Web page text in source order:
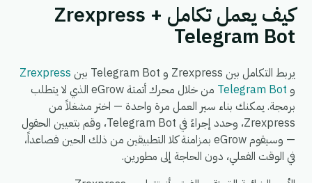
كيف يعمل تكامل Zrexpress +
Telegram Bot
يربط التكامل بين Zrexpress و Telegram Bot بين
Zrexpress
و Telegram Bot
من خلال محرك أتمتة eGrow الذي لا يتطلب
برمجة. يمكنك بناء سير العمل مرة واحدة — اختر مشغلاً من
Zrexpress، وحدد إجراءً في Telegram Bot، وقم بتعيين الحقول
— وسيقوم eGrow بمزامنة كلا التطبيقين من ذلك الحين فصاعداً،
في الوقت الفعلي، دون الحاجة إلى مطورين.